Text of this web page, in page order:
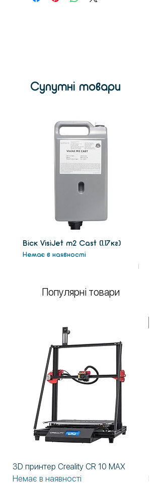
суцільних
Супутні товари
Віск VisiJet m2 Сast (1.17кг)
Немає в наявності
Немає
Популярні товари
3D принтер Creality CR 10 MAX
Немає в наявності